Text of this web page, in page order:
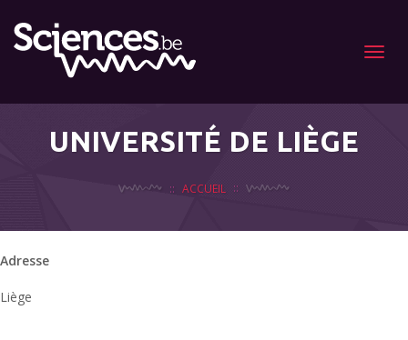
Menu
UNIVERSITÉ DE LIÈGE
ACCUEIL
Adresse
Liège